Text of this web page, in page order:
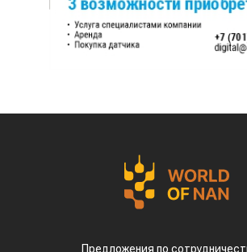
Предложения по